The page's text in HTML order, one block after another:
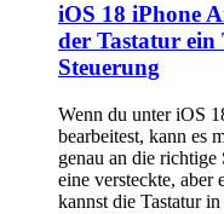
iOS 18 iPhone
der Tastatur
Steuerung
Wenn du unter iOS
bearbeitest, kann es
genau an die
eine versteckte,
kannst die Tastatur